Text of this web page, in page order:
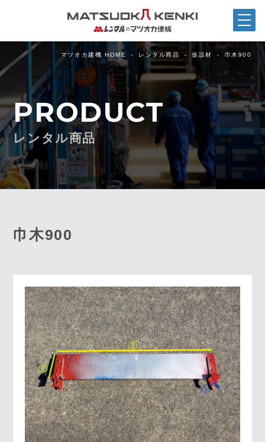
マツオカ建機 HOME レンタル商品 仮設材 巾木900
PRODUCT
レンタル商品
巾木900